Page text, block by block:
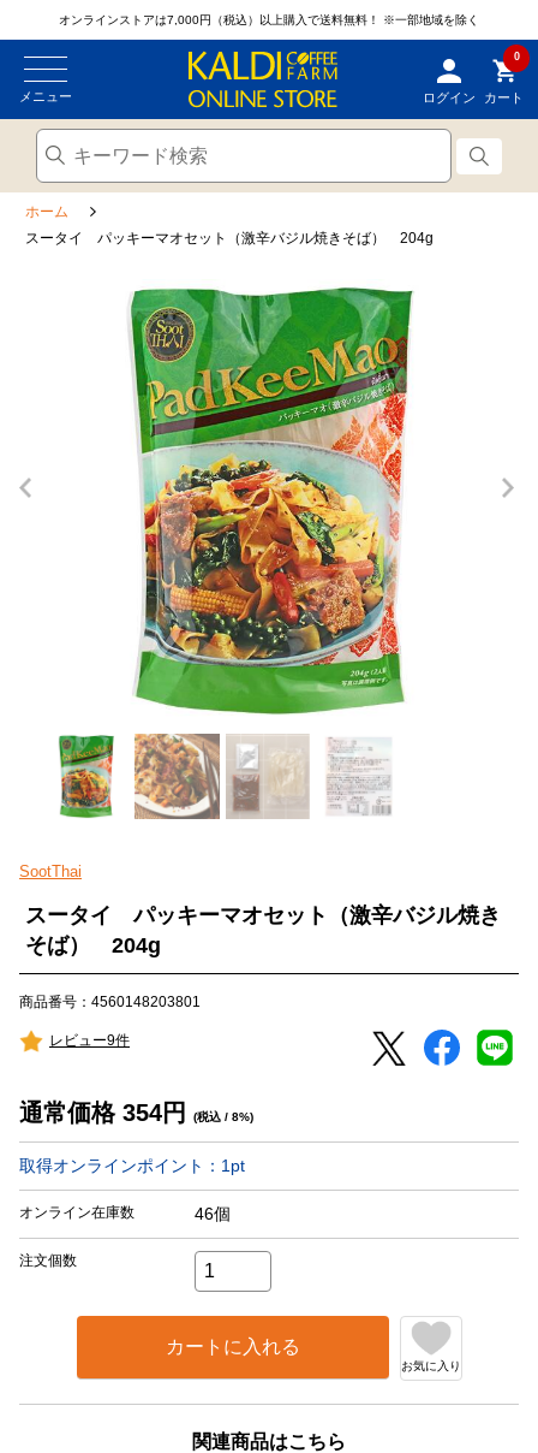
オンラインストアは7,000円（税込）以上購入で送料無料！ ※一部地域を除く
メニュー ログイン
0
カート
ホーム
スータイ パッキーマオセット（激辛バジル焼きそば） 204g
SootThai
スータイ パッキーマオセット（激辛バジル焼き
そば） 204g
商品番号：4560148203801
レビュー9件
通常価格 354円 (税込 / 8%)
取得オンラインポイント： 1 pt
オンライン在庫数 46個
注文個数
カートに入れる
お気に入り
関連商品はこちら